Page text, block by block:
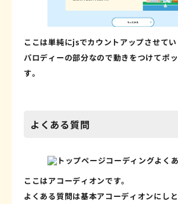
ここは単純にjsでカウントアップさせてい
パロディーの部分なので動きをつけてポ
す。
よくある質問
ここはアコーディオンです。
よくある質問は基本アコーディオンにし